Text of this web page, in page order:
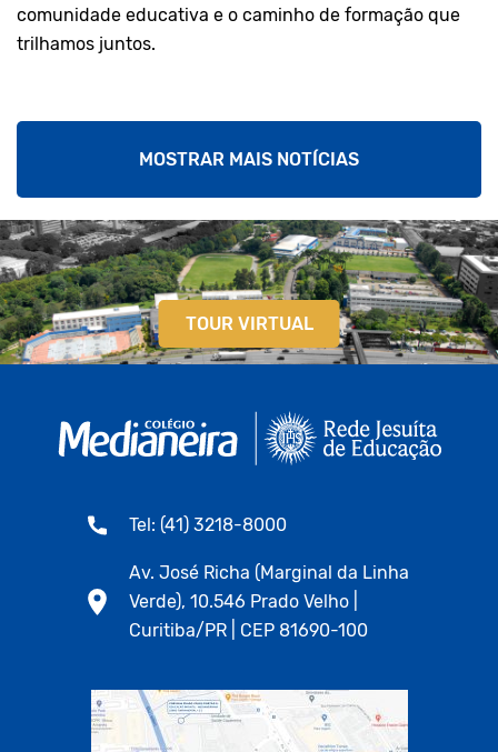
comunidade educativa e o caminho de formação que
trilhamos juntos.
MOSTRAR MAIS NOTÍCIAS
TOUR VIRTUAL
Tel: (41) 3218-8000
Av. José Richa (Marginal da Linha
Verde), 10.546 Prado Velho |
Curitiba/PR | CEP 81690-100